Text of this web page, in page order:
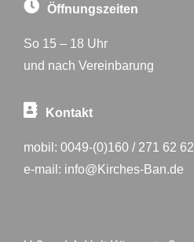
Öffnungszeiten
So 15 – 18 Uhr
und nach Vereinbarung
Kontakt
mobil: 0049-(0)160 / 271 62 62
e-mail: info@Kirches-Ban.de